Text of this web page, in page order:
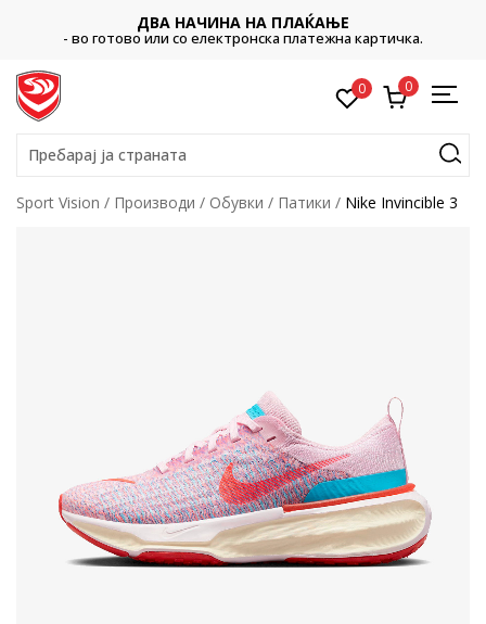
ДВА НАЧИНА НА ПЛАЌАЊЕ
- во готово или со електронска платежна картичка.
0 0
Пребарај ја страната
Sport Vision Производи Обувки Патики Nike Invincible 3